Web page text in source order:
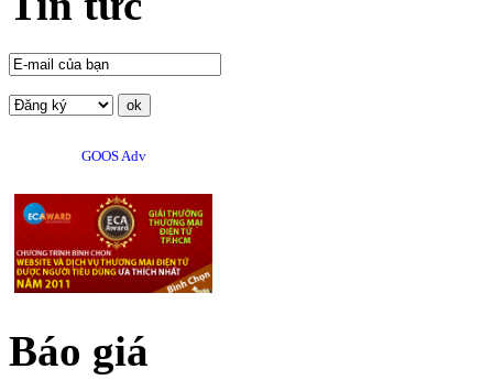
GOOS Adv
Báo giá